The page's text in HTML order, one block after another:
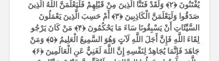
يُفْتَنُونَ ﴿۲﴾ وَلَقَدْ فَتَنَّا الَّذِينَ مِنْ قَبْلِهِمْ فَلَيَعْلَمَنَّ اللَّهُ الَّذِينَ
صَدَقُوا وَلَيَعْلَمَنَّ الْكَاذِبِينَ ﴿۳﴾ أَمْ حَسِبَ الَّذِينَ يَعْمَلُونَ
السَّيِّئَاتِ أَنْ يَسْبِقُونَا سَاءَ مَا يَحْكُمُونَ ﴿۴﴾ مَنْ كَانَ يَرْجُو
لِقَاءَ اللَّهِ فَإِنَّ أَجَلَ اللَّهِ لَآتٍ وَهُوَ السَّمِيعُ الْعَلِيمُ ﴿۵﴾ وَمَنْ
جَاهَدَ فَإِنَّمَا يُجَاهِدُ لِنَفْسِهِ إِنَّ اللَّهَ لَغَنِيٌّ عَنِ الْعَالَمِينَ ﴿۶﴾